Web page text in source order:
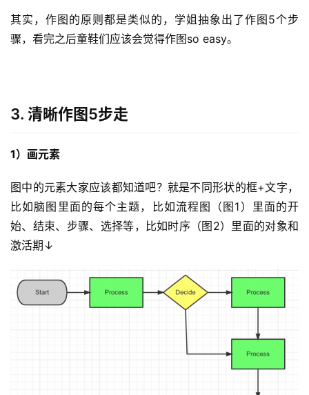
其实，作图的原则都是类似的，学姐抽象出了作图5个步
骤，看完之后童鞋们应该会觉得作图so easy。
3. 清晰作图5步走
1）画元素
图中的元素大家应该都知道吧？就是不同形状的框+文字，
比如脑图里面的每个主题，比如流程图（图1）里面的开
始、结束、步骤、选择等，比如时序（图2）里面的对象和
激活期↓